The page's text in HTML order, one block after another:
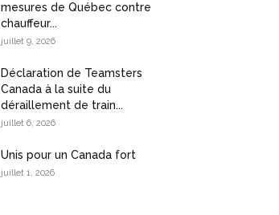
mesures de Québec contre
chauffeur...
juillet 9, 2026
Déclaration de Teamsters
Canada à la suite du
déraillement de train...
juillet 6, 2026
Unis pour un Canada fort
juillet 1, 2026